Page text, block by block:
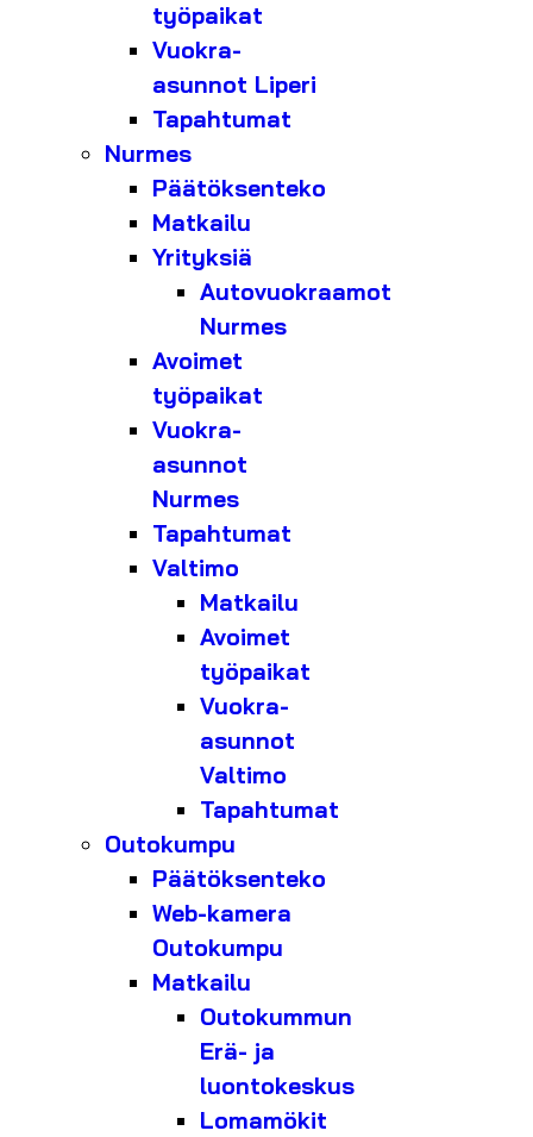
työpaikat
Vuokra-
asunnot Liperi
Tapahtumat
Nurmes
Päätöksenteko
Matkailu
Yrityksiä
Autovuokraamot
Nurmes
Avoimet
työpaikat
Vuokra-
asunnot
Nurmes
Tapahtumat
Valtimo
Matkailu
Avoimet
työpaikat
Vuokra-
asunnot
Valtimo
Tapahtumat
Outokumpu
Päätöksenteko
Web-kamera
Outokumpu
Matkailu
Outokummun
Erä- ja
luontokeskus
Lomamökit